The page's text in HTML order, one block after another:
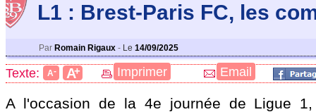
L1 : Brest-Paris FC, les
Par Romain Rigaux - Le 14/09/2025
Texte: A- A+ Imprimer Email
A l'occasion de la 4e journée de Ligue